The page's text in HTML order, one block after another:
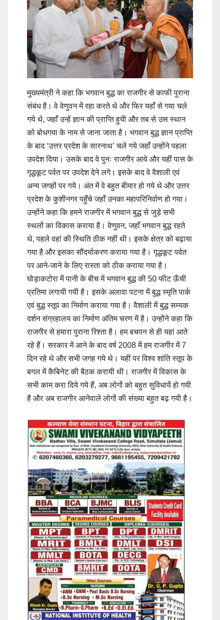
मुख्यमंत्री ने कहा कि भगवान बुद्ध का राजगीर से काफी पुराना
संबंध है। वे वेणुवन में रहा करते थे और फिर यहाँ से गया चले
गये थे, जहाँ उन्हें ज्ञान की प्राप्ति हुयी और तब से उस स्थान
को बोधगया के नाम से जाना जाता है। भगवान बुद्ध ज्ञान प्राप्ति
के बाद ‘उत्तर प्रदेश के सारनाथ’ चले गये जहाँ उन्होंने पहला
उपदेश दिया। उसके बाद वे पुनः राजगीर आये और यहीं पास के
गृद्धकूट पर्वत पर उपदेश देने लगे। इसके बाद वे वैशाली एवं
अन्य जगहों पर गये। अंत में वे बहुत बीमार हो गये थे और उत्तर
प्रदेश के कुशीनगर पहुँचे जहाँ उनका महापरिनिर्वाण हो गया।
उन्होंने कहा कि हमने राजगीर में भगवान बुद्ध से जुड़े सभी
स्थलों का विकास कराया है। वेणुवन, जहाँ भगवान बुद्ध रहते
थे, पहले वहां की स्थिति ठीक नहीं थी। इसके क्षेत्र को बढ़ाया
गया है और इसका सौंदर्याकरण कराया गया है। गृद्धकूट पर्वत
पर आने-जाने के लिए रास्ता को ठीक कराया गया है।
घोड़ाकटोरा में पानी के बीच में भगवान बुद्ध की 50 फीट ऊँची
प्रतिमा लगायी गयी है। इसके अलावा पटना में बुद्ध स्मृति पार्क
एवं बुद्ध स्तूप का निर्माण कराया गया है। वैशाली में बुद्ध सम्यक
दर्शन संग्रहालय का निर्माण अंतिम चरण में है। उन्होंने कहा कि
राजगीर से हमारा पुराना रिश्ता है। हम बचपन से ही यहां आते
रहे हैं। सरकार में आने के बाद वर्ष 2008 में हम राजगीर में 7
दिन रहे थे और सभी जगह गये थे। यहीं पर विश्व शांति स्तूप के
बगल में कैबिनेट की बैठक करायी थी। राजगीर में विकास के
सभी काम करा दिये गये हैं, अब लोगों को बहुत सुविधायें हो गयी
है और अब राजगीर आनेवाले लोगों की संख्या बहुत बढ़ गयी है।